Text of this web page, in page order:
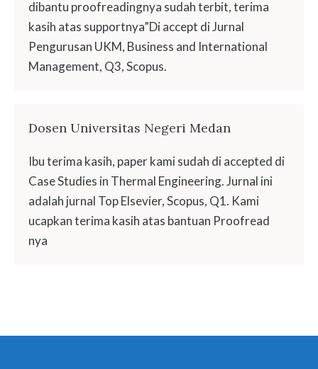
dibantu proofreadingnya sudah terbit, terima
kasih atas supportnya”Di accept di Jurnal
Pengurusan UKM, Business and International
Management, Q3, Scopus.
Dosen Universitas Negeri Medan
Ibu terima kasih, paper kami sudah di accepted di
Case Studies in Thermal Engineering. Jurnal ini
adalah jurnal Top Elsevier, Scopus, Q1. Kami
ucapkan terima kasih atas bantuan Proofread
nya